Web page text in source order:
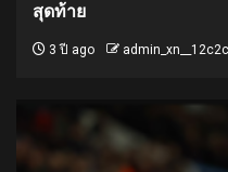
สุดท้าย
3 ปี ago